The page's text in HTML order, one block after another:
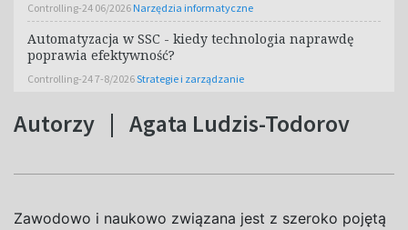
Autorzy | Agata Ludzis-Todorov
Zawodowo i naukowo związana jest z szeroko pojętą
Controlling-24 06/2026 Narzędzia informatyczne
Automatyzacja w SSC - kiedy technologia naprawdę
poprawia efektywność?
Controlling-24 7-8/2026Strategie i zarządzanie